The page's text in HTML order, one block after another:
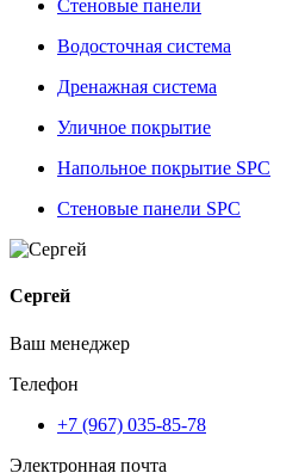
Стеновые панели
Водосточная система
Дренажная система
Уличное покрытие
Напольное покрытие SPC
Стеновые панели SPC
Сергей
Ваш менеджер
Телефон
+7 (967) 035-85-78
Электронная почта